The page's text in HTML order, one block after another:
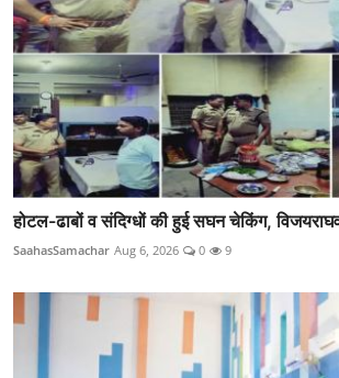
होटल-ढाबों व संदिग्धों की हुई सघन चेकिंग,
SaahasSamachar Aug 6, 2026 0 9